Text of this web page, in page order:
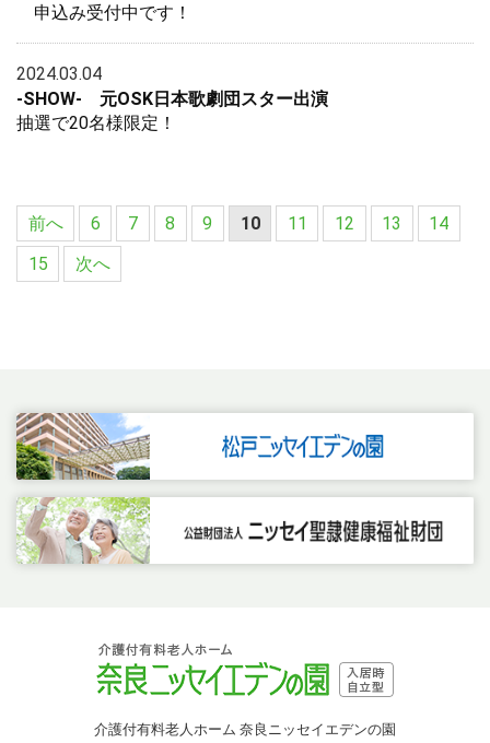
申込み受付中です！
2024.03.04
-SHOW- 元OSK日本歌劇団スター出演
抽選で20名様限定！
前へ 6 7 8 9 10 11 12 13
14
15
次へ
介護付有料老人ホーム 奈良ニッセイエデンの園